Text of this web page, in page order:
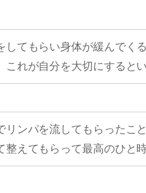
してもらい身体が緩んでく
これが自分を大切にすると
リンパを流してもらったこ
整えてもらって最高のひと時